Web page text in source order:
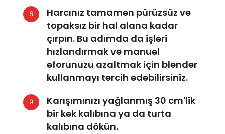
8
Harcınız tamamen pürüzsüz ve
topaksız bir hal alana kadar
çırpın. Bu adımda da işleri
hızlandırmak ve manuel
eforunuzu azaltmak için blender
kullanmayı tercih edebilirsiniz.
9
Karışımınızı yağlanmış 30 cm'lik
bir kek kalıbına ya da turta
kalıbına dökün.